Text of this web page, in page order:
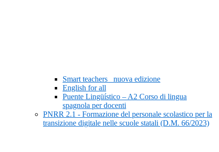
Smart teachers_ nuova edizione
English for all
Puente Lingüístico – A2 Corso di lingua
spagnola per docenti
PNRR 2.1 - Formazione del personale scolastico per la
transizione digitale nelle scuole statali (D.M. 66/2023)